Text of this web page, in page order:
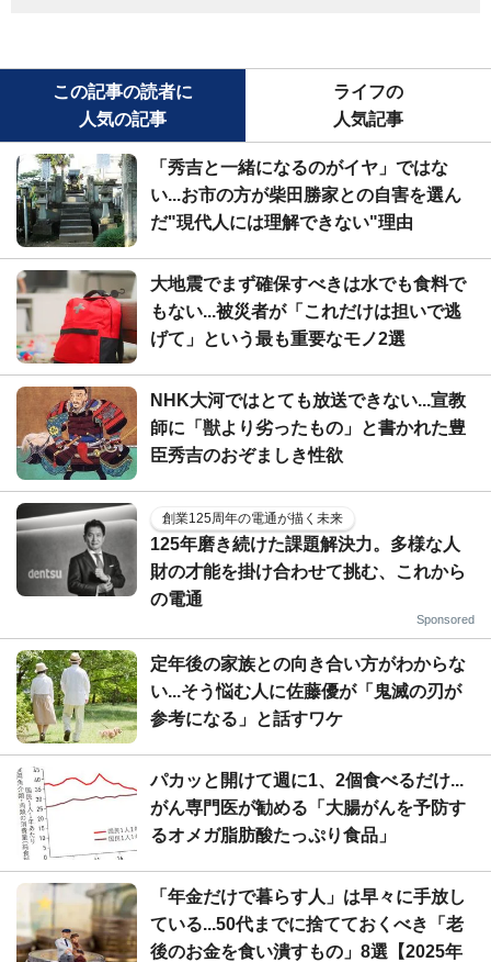
この記事の読者に
人気の記事
ライフの
人気記事
「秀吉と一緒になるのがイヤ」ではな
い...お市の方が柴田勝家との自害を選ん
だ"現代人には理解できない"理由
大地震でまず確保すべきは水でも食料で
もない...被災者が「これだけは担いで逃
げて」という最も重要なモノ2選
NHK大河ではとても放送できない...宣教
師に「獣より劣ったもの」と書かれた豊
臣秀吉のおぞましき性欲
創業125周年の電通が描く未来
125年磨き続けた課題解決力。多様な人
財の才能を掛け合わせて挑む、これから
の電通
Sponsored
定年後の家族との向き合い方がわからな
い...そう悩む人に佐藤優が「鬼滅の刃が
参考になる」と話すワケ
パカッと開けて週に1、2個食べるだけ...
がん専門医が勧める「大腸がんを予防す
るオメガ脂肪酸たっぷり食品」
「年金だけで暮らす人」は早々に手放し
ている...50代までに捨てておくべき「老
後のお金を食い潰すもの」8選【2025年